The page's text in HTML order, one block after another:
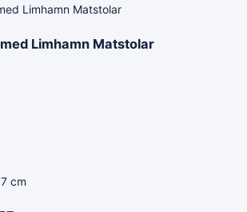
Limhamn Matstolar